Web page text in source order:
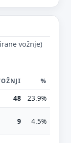
vožnje)
%
48 23.9%
9 4.5%